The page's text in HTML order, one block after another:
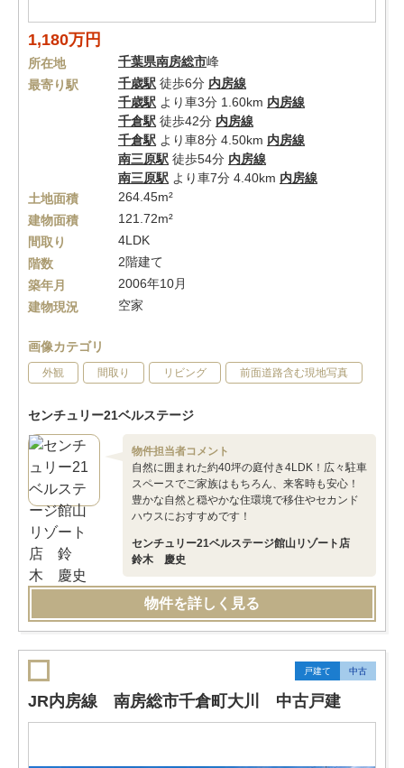
1,180万円
所在地 千葉県南房総市峰
最寄り駅
千歳駅 徒歩6分 内房線
千歳駅 より車3分 1.60km 内房線
千倉駅 徒歩42分 内房線
千倉駅 より車8分 4.50km 内房線
南三原駅 徒歩54分 内房線
南三原駅 より車7分 4.40km 内房線
土地面積
264.45m²
建物面積
121.72m²
間取り
4LDK
階数
2階建て
築年月
2006年10月
建物現況
空家
画像カテゴリ
外観 間取り リビング 前面道路含む現地写真
センチュリー21ベルステージ
物件担当者コメント
自然に囲まれた約40坪の庭付き4LDK！広々駐車
スペースでご家族はもちろん、来客時も安心！
豊かな自然と穏やかな住環境で移住やセカンド
ハウスにおすすめです！
センチュリー21ベルステージ館山リゾート店
鈴木 慶史
物件を詳しく見る
戸建て 中古
JR内房線 南房総市千倉町大川 中古戸建